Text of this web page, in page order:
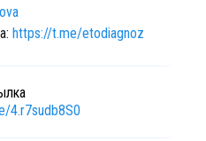
https://t.me/etodiagnoz
4.r7sudb8S0